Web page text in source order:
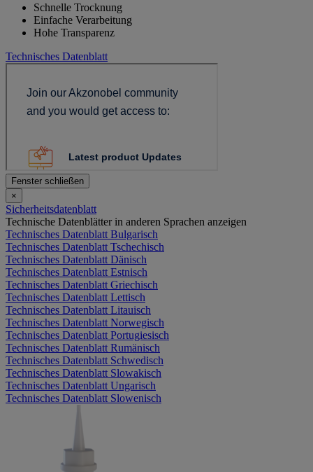
Schnelle Trocknung
Einfache Verarbeitung
Hohe Transparenz
Technisches Datenblatt
Fenster schließen
×
Sicherheitsdatenblatt
Technische Datenblätter in anderen Sprachen anzeigen
Technisches Datenblatt Bulgarisch
Technisches Datenblatt Tschechisch
Technisches Datenblatt Dänisch
Technisches Datenblatt Estnisch
Technisches Datenblatt Griechisch
Technisches Datenblatt Lettisch
Technisches Datenblatt Litauisch
Technisches Datenblatt Norwegisch
Technisches Datenblatt Portugiesisch
Technisches Datenblatt Rumänisch
Technisches Datenblatt Schwedisch
Technisches Datenblatt Slowakisch
Technisches Datenblatt Ungarisch
Technisches Datenblatt Slowenisch